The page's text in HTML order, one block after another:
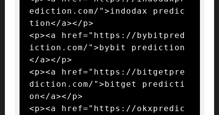
ediction.com/">indodax predic
tion</a></p>
<p><a href="https://bybitpred
iction.com/">bybit prediction
</a></p>
<p><a href="https://bitgetpre
diction.com/">bitget predicti
on</a></p>
<p><a href="https://okxpredic